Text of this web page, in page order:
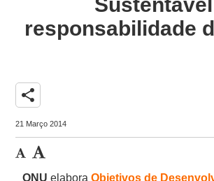
responsabilidade
share
21 Março 2014
ONU elaboraObjetivos de